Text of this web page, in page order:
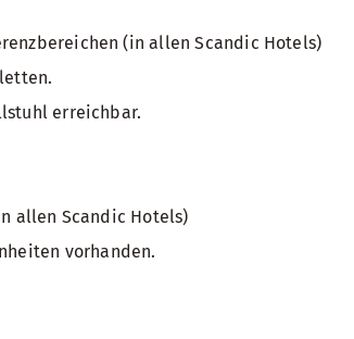
(in allen Scandic Hotels)
erreichbar.
allen Scandic Hotels)
vorhanden.